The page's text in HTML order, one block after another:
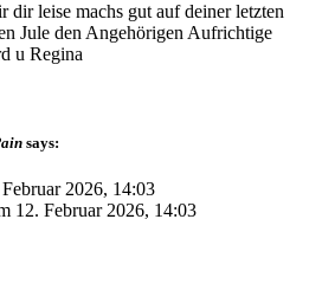
dir leise machs gut auf deiner letzten
Jule den Angehörigen Aufrichtige
u Regina
says:
2026, 14:03
12. Februar 2026, 14:03